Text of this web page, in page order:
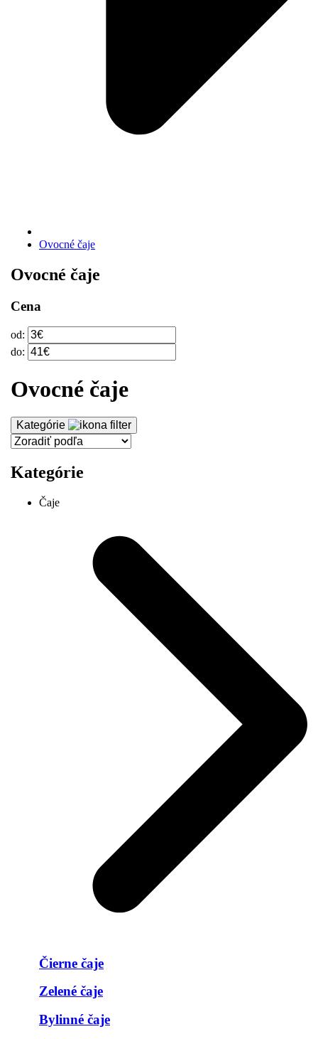
Ovocné čaje
Ovocné čaje
Cena
od:
do:
Ovocné čaje
Kategórie
Kategórie
Čaje
Čierne čaje
Zelené čaje
Bylinné čaje